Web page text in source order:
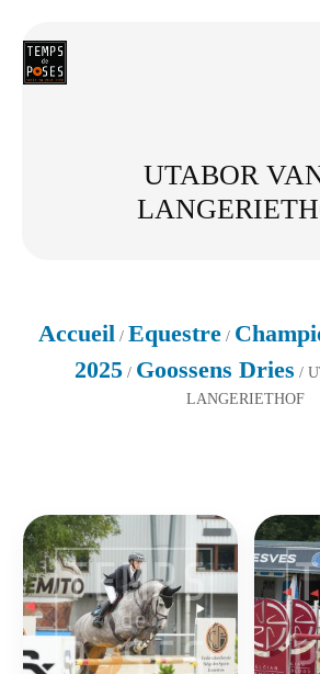
UTABOR
Accueil / Equestre/
2025/ Goossens Dries /
LANGERIETHOF